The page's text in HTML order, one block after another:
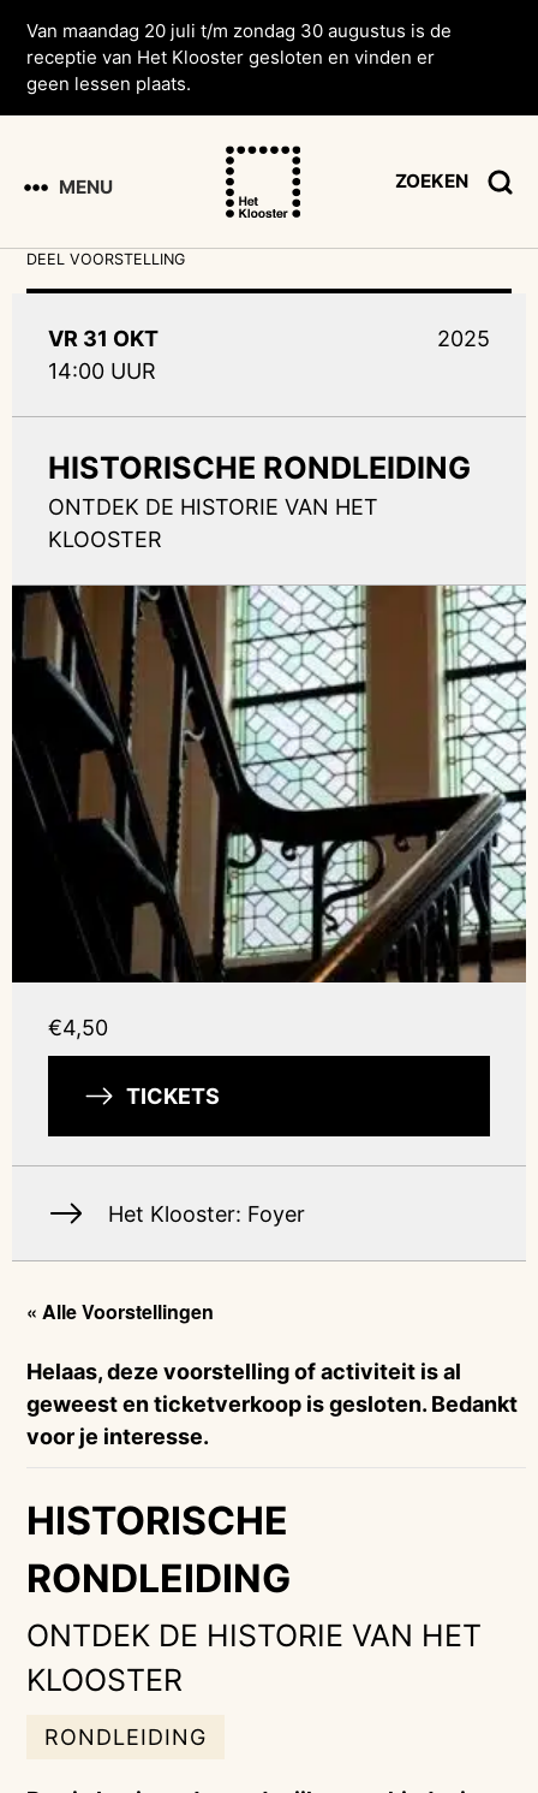
Van maandag 20 juli t/m zondag 30 augustus is de
receptie van Het Klooster gesloten en vinden er
geen lessen plaats.
MENU ZOEKEN
DEEL VOORSTELLING
« Alle Voorstellingen
Helaas, deze voorstelling of activiteit is al
geweest en ticketverkoop is gesloten. Bedankt
voor je interesse.
HISTORISCHE
RONDLEIDING
ONTDEK DE HISTORIE VAN HET
KLOOSTER
RONDLEIDING
VR 31 OKT
14:00 UUR
2025
HISTORISCHE RONDLEIDING
ONTDEK DE HISTORIE VAN HET
KLOOSTER
€4,50
TICKETS
Het Klooster: Foyer